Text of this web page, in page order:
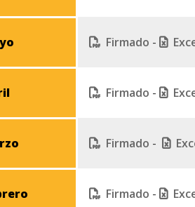
Firmado -
Firmado -
Firmado -
Firmado -